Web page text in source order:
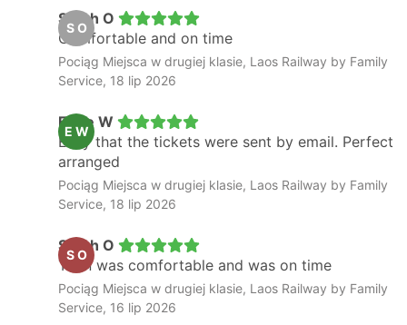
S O
Sarah O
Comfortable and on time
Pociąg Miejsca w drugiej klasie, Laos Railway by Family
Service, 18 lip 2026
E W
Eefje W
Easy that the tickets were sent by email. Perfect
arranged
Pociąg Miejsca w drugiej klasie, Laos Railway by Family
Service, 18 lip 2026
S O
Sarah O
Train was comfortable and was on time
Pociąg Miejsca w drugiej klasie, Laos Railway by Family
Service, 16 lip 2026